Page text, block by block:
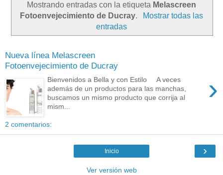
Mostrando entradas con la etiqueta Melascreen
Fotoenvejecimiento de Ducray.
Mostrar todas las
entradas
Nueva línea Melascreen
Fotoenvejecimiento de Ducray
›
Bienvenidos a Bella y con Estilo A veces
además de un productos para las manchas,
buscamos un mismo producto que corrija al
mism...
2 comentarios:
›
Inicio
Ver versión web